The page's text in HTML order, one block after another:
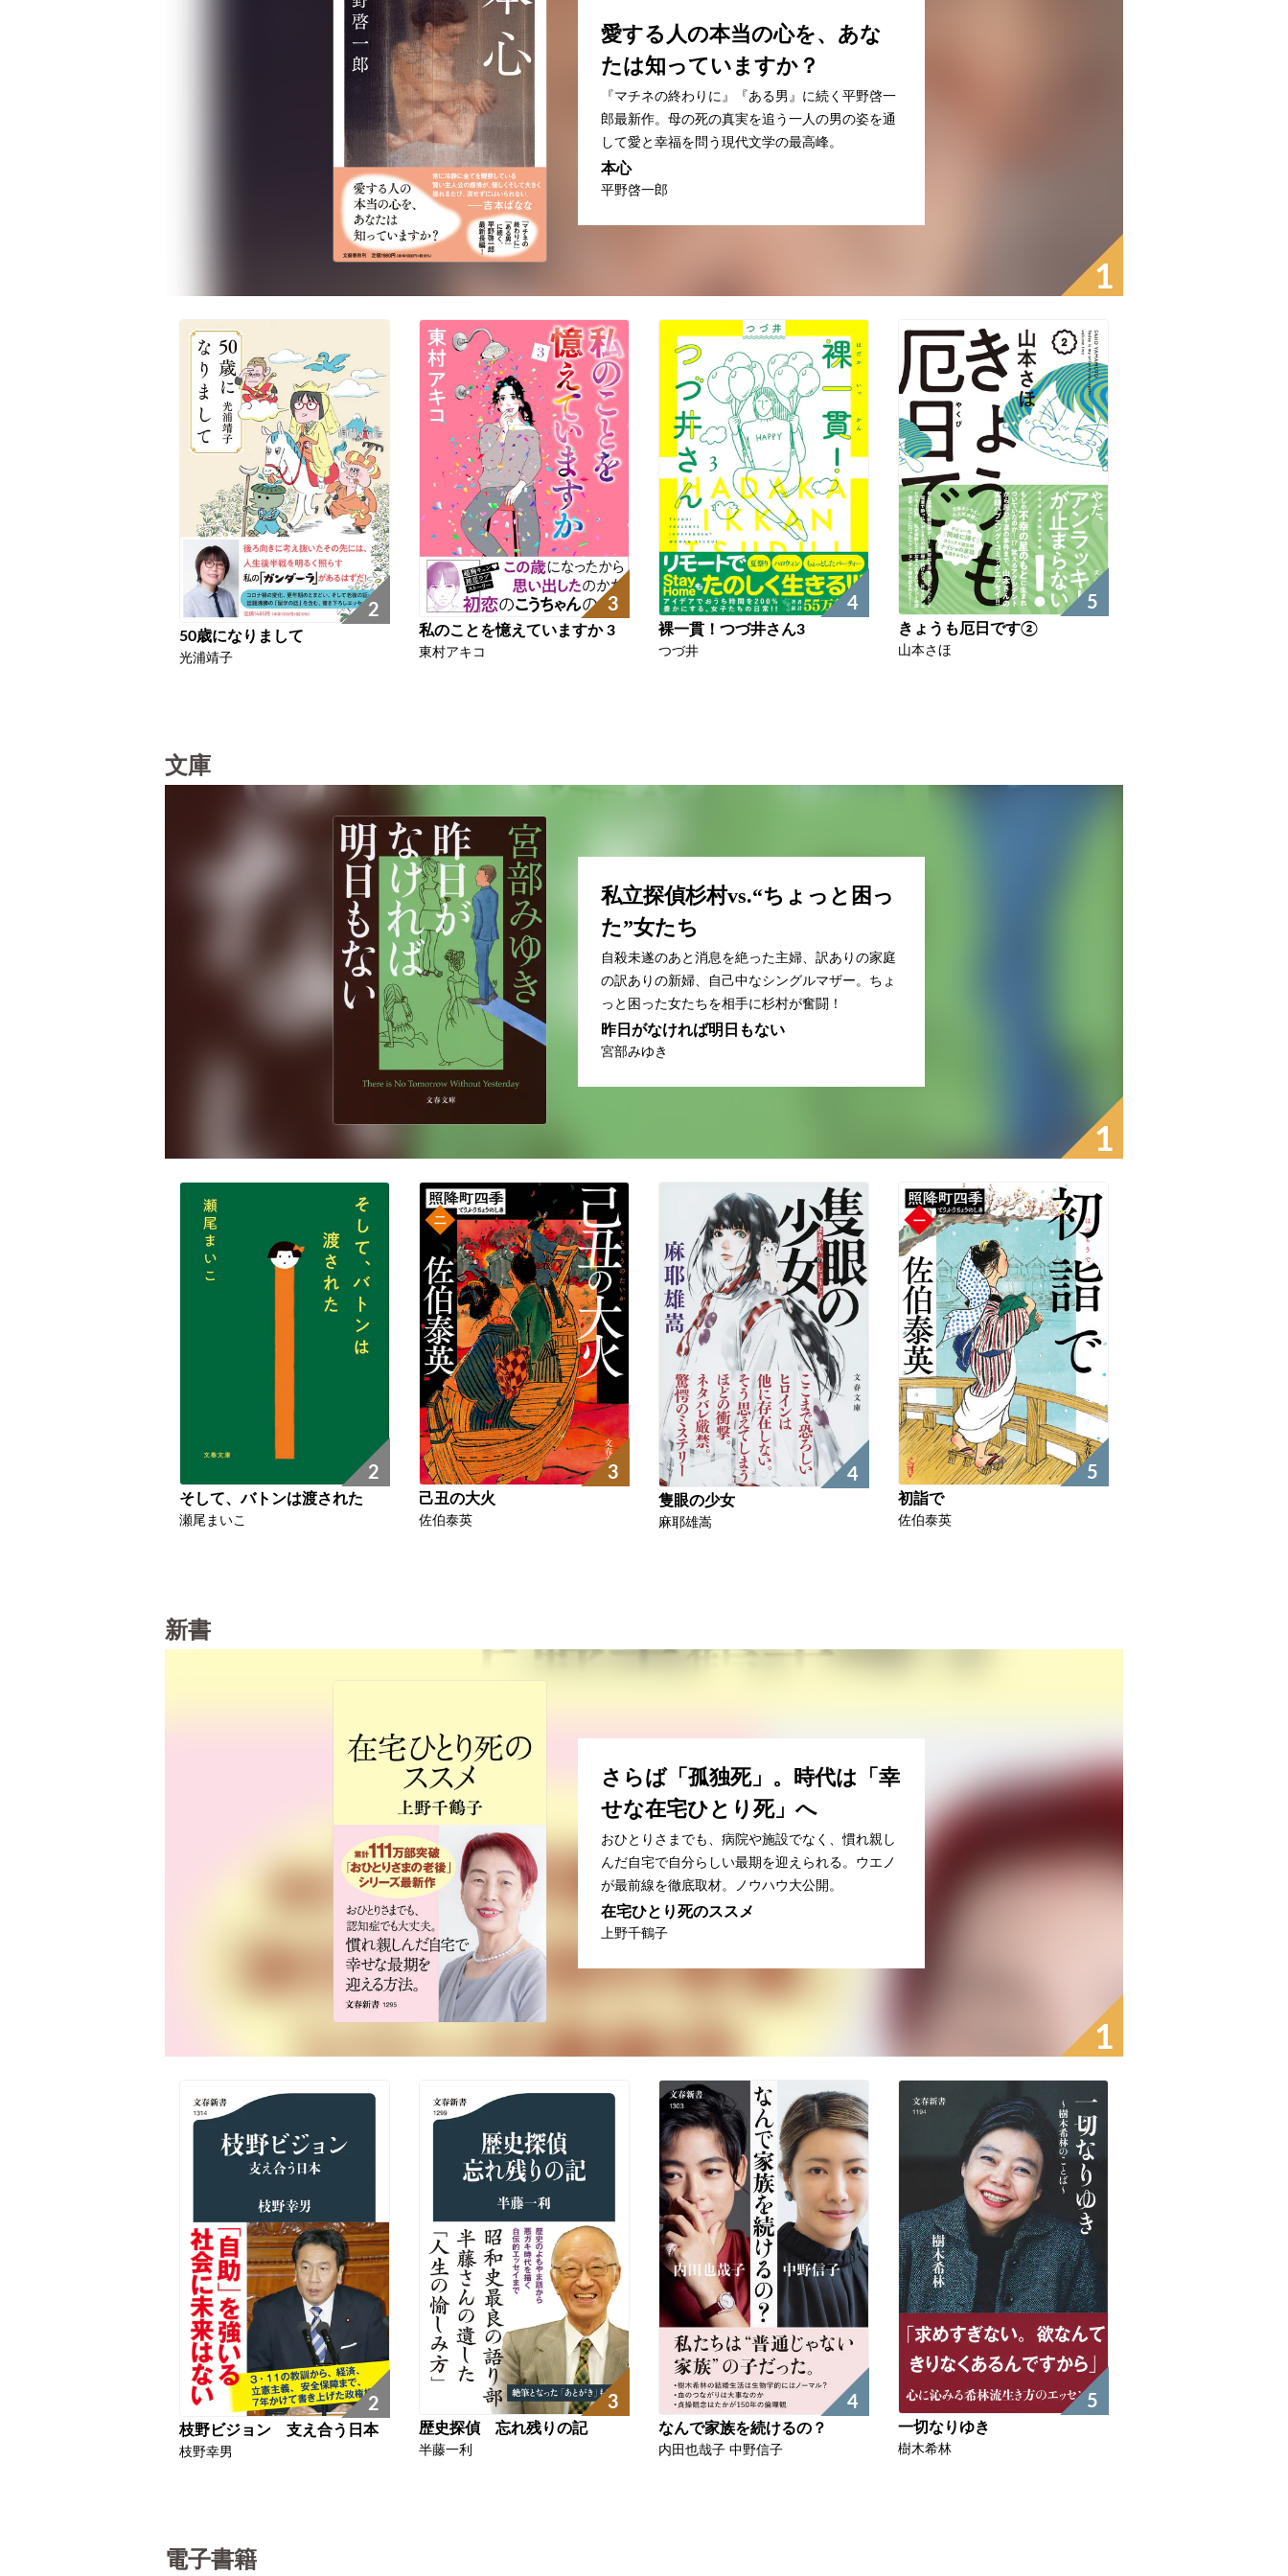
1
愛する人の本当の心を、あな
たは知っていますか？
『マチネの終わりに』『ある男』に続く平野啓一
郎最新作。母の死の真実を追う一人の男の姿を通
して愛と幸福を問う現代文学の最高峰。
本心
平野啓一郎
2
50歳になりまして
光浦靖子
3
私のことを憶えていますか 3
東村アキコ
4
裸一貫！つづ井さん3
つづ井
5
きょうも厄日です②
山本さほ
文庫
1
私立探偵杉村vs.“ちょっと困っ
た”女たち
自殺未遂のあと消息を絶った主婦、訳ありの家庭
の訳ありの新婦、自己中なシングルマザー。ちょ
っと困った女たちを相手に杉村が奮闘！
昨日がなければ明日もない
宮部みゆき
2
そして、バトンは渡された
瀬尾まいこ
3
己丑の大火
佐伯泰英
4
隻眼の少女
麻耶雄嵩
5
初詣で
佐伯泰英
新書
1
さらば「孤独死」。時代は「幸
せな在宅ひとり死」へ
おひとりさまでも、病院や施設でなく、慣れ親し
んだ自宅で自分らしい最期を迎えられる。ウエノ
が最前線を徹底取材。ノウハウ大公開。
在宅ひとり死のススメ
上野千鶴子
2
枝野ビジョン 支え合う日本
枝野幸男
3
歴史探偵 忘れ残りの記
半藤一利
4
なんで家族を続けるの？
内田也哉子 中野信子
5
一切なりゆき
樹木希林
電子書籍